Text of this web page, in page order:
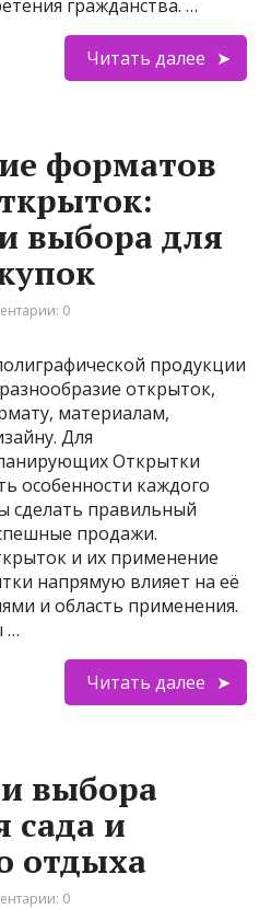
гражданства. …
Читать далее
форматов
выбора для
0
продукции
открыток,
материалам,
Для
Открытки
особенности каждого
сделать правильный
продажи.
и их применение
напрямую влияет на её
и область применения.
…
Читать далее
выбора
сада и
отдыха
0